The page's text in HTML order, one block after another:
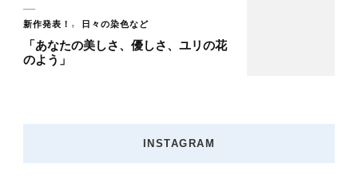
新作発表！ 日々の染色など
「あなたの美しさ、優しさ、ユリの花
のよう」
INSTAGRAM